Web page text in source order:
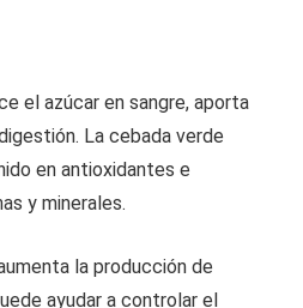
el azúcar en sangre, aporta
La cebada verde
en antioxidantes e
y minerales.
la producción de
ayudar a controlar el